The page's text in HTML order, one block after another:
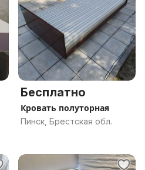
Бесплатно
Кровать полуторная
Пинск, Брестская обл.